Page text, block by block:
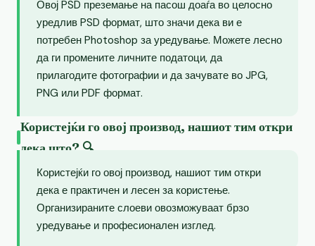
Овој PSD преземање на пасош доаѓа во целосно
уредлив PSD формат, што значи дека ви е
потребен Photoshop за уредување. Можете лесно
да ги промените личните податоци, да
прилагодите фотографии и да зачувате во JPG,
PNG или PDF формат.
Користејќи го овој производ, нашиот тим откри
дека што? 🔍
Користејќи го овој производ, нашиот тим откри
дека е практичен и лесен за користење.
Организираните слоеви овозможуваат брзо
уредување и професионален изглед.